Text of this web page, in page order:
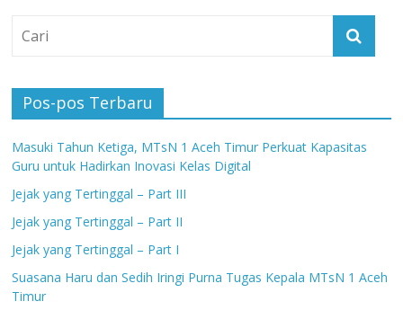
Pos-pos Terbaru
Masuki Tahun Ketiga, MTsN 1 Aceh Timur Perkuat Kapasitas
Guru untuk Hadirkan Inovasi Kelas Digital
Jejak yang Tertinggal – Part III
Jejak yang Tertinggal – Part II
Jejak yang Tertinggal – Part I
Suasana Haru dan Sedih Iringi Purna Tugas Kepala MTsN 1 Aceh
Timur